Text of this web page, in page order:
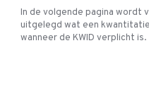
In de volgende pagina wordt
uitgelegd wat een
wanneer de KWID verplicht is.